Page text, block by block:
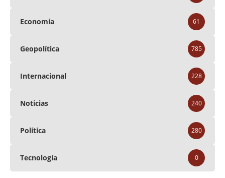
Economía 61
Geopolítica 785
Internacional 228
Noticias 240
Política 280
Tecnología 0